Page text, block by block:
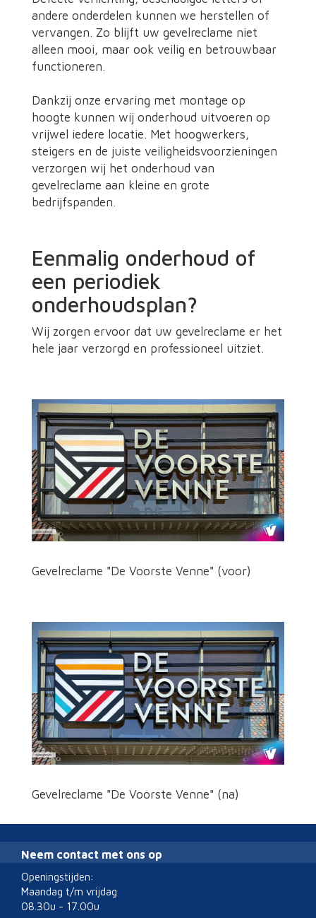
andere onderdelen kunnen we herstellen of
vervangen. Zo blijft uw gevelreclame niet
alleen mooi, maar ook veilig en betrouwbaar
functioneren.
Dankzij onze ervaring met montage op
hoogte kunnen wij onderhoud uitvoeren op
vrijwel iedere locatie. Met hoogwerkers,
steigers en de juiste veiligheidsvoorzieningen
verzorgen wij het onderhoud van
gevelreclame aan kleine en grote
bedrijfspanden.
Eenmalig onderhoud of
een periodiek
onderhoudsplan?
Wij zorgen ervoor dat uw gevelreclame er het
hele jaar verzorgd en professioneel uitziet.
Gevelreclame "De Voorste Venne" (voor)
Gevelreclame "De Voorste Venne" (na)
Neem contact met ons op
Openingstijden:
Maandag t/m vrijdag
08.30u - 17.00u